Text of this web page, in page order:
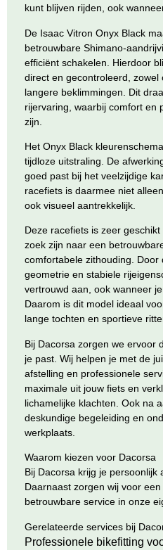
kunt blijven rijden, ook
De Isaac Vitron Onyx Black
betrouwbare Shimano-
efficiënt schakelen. Hierdoor
direct en gecontroleerd, zowel
langere beklimmingen. Dit
rijervaring, waarbij comfort en
zijn.
Het Onyx Black
tijdloze uitstraling. De
goed past bij het veelzijdige
racefiets is daarmee niet
ook visueel aantrekkelijk.
Deze racefiets is zeer
zoek zijn naar een
comfortabele zithouding. Door
geometrie en stabiele
vertrouwd aan, ook wanneer
Daarom is dit model ideaal
lange tochten en sportieve
Bij Dacorsa zorgen we ervoor
je past. Wij helpen je met de
afstelling en professionele
maximale uit jouw fiets en
lichamelijke klachten. Ook na
deskundige begeleiding en
werkplaats.
Waarom kiezen voor Dacorsa
Bij Dacorsa krijg je persoonlijk
Daarnaast zorgen wij voor
betrouwbare service in onze
Gerelateerde services bij
Professionele bikefitting